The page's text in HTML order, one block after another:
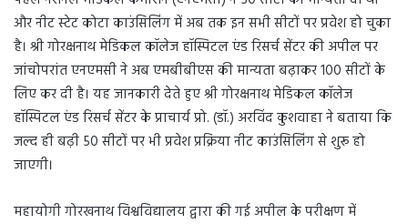
और नीट स्टेट कोटा काउंसिलिंग में अब तक इन सभी सीटों पर प्रवेश हो चुका
है। श्री गोरक्षनाथ मेडिकल कॉलेज हॉस्पिटल एंड रिसर्च सेंटर की अपील पर
जांचोपरांत एनएमसी ने अब एमबीबीएस की मान्यता बढ़ाकर 100 सीटों के
लिए कर दी है। यह जानकारी देते हुए श्री गोरक्षनाथ मेडिकल कॉलेज
हॉस्पिटल एंड रिसर्च सेंटर के प्राचार्य प्रो. (डॉ.) अरविंद कुशवाहा ने बताया कि
जल्द ही बढ़ी 50 सीटों पर भी प्रवेश प्रक्रिया नीट काउंसिलिंग से शुरू हो
जाएगी।
महायोगी गोरखनाथ विश्वविद्यालय द्वारा की गई अपील के परीक्षण में